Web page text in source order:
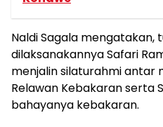
Naldi Sagala mengatakan,
dilaksanakannya Safari
menjalin silaturahmi antar
Relawan Kebakaran serta
bahayanya kebakaran.